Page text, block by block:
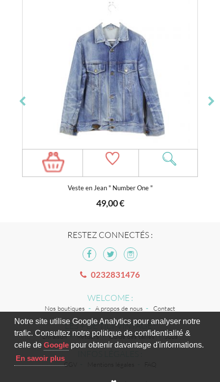
Notre site utilise Google Analytics pour analyser notre
trafic. Consultez notre politique de confidentialité &
celle de Googlepour obtenir davantage d'informations.
En savoir plus
Veste en Jean " Number One "
49,00 €
RESTEZ CONNECTÉS :
0232831476
WELCOME :
Nos boutiques A propos de nous Contact
LES + DE TILT VINTAGE :
Livraison Retours Guide des tailles Jobs
CGV